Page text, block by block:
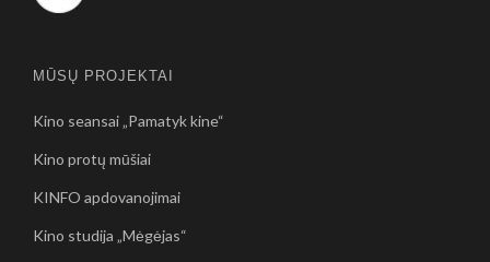
MŪSŲ PROJEKTAI
Kino seansai „Pamatyk kine“
Kino protų mūšiai
KINFO apdovanojimai
Kino studija „Mėgėjas“